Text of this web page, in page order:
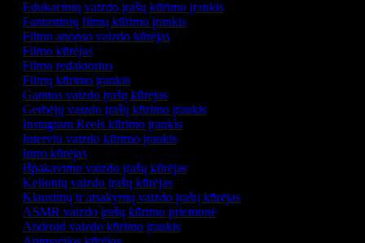
Edukacinių vaizdo įrašų kūrimo įrankis
Fantastinių filmų kūrimo įrankis
Filmo anonso vaizdo kūrėjas
Filmo kūrėjas
Filmo redaktorius
Filmų kūrimo įrankis
Gamtos vaizdo įrašų kūrėjas
Gerbėjų vaizdo įrašų kūrimo įrankis
Instagram Reels kūrimo įrankis
Interviu vaizdo kūrimo įrankis
Intro kūrėjas
Išpakavimo vaizdo įrašų kūrėjas
Kelionių vaizdo įrašų kūrėjas
Klausimų ir atsakymų vaizdo įrašų kūrėjas
ASMR vaizdo įrašų kūrimo priemonė
Android vaizdo kūrimo įrankis